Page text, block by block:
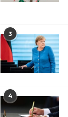
3
4